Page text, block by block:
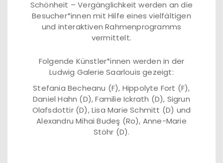
Schönheit – Vergänglichkeit werden an die
Besucher*innen mit Hilfe eines vielfältigen
und interaktiven Rahmenprogramms
vermittelt.
Folgende Künstler*innen werden in der
Ludwig Galerie Saarlouis gezeigt:
Stefania Becheanu (F), Hippolyte Fort (F),
Daniel Hahn (D), Familie Ickrath (D), Sigrun
Olafsdottir (D), Lisa Marie Schmitt (D) und
Alexandru Mihai Budeş (Ro), Anne-Marie
Stöhr (D).